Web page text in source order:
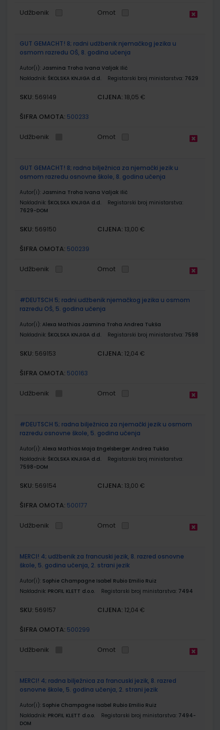
Udžbenik Omot
GUT GEMACHT! 8; radni udžbenik njemačkog jezika u
osmom razredu OŠ, 8. godina učenja
Autor(i): Jasmina Troha Ivana Valjak Ilić
Nakladnik: ŠKOLSKA KNJIGA d.d. Registarski broj ministarstva: 7629
SKU: 569149 CIJENA: 18,05 €
ŠIFRA OMOTA: 500233
Udžbenik Omot
GUT GEMACHT! 8; radna bilježnica za njemački jezik u
osmom razredu osnovne škole, 8. godina učenja
Autor(i): Jasmina Troha Ivana Valjak Ilić
Nakladnik: ŠKOLSKA KNJIGA d.d.
Registarski broj ministarstva:
7629-DOM
SKU: 569150 CIJENA: 13,00 €
ŠIFRA OMOTA: 500239
Udžbenik Omot
#DEUTSCH 5; radni udžbenik njemačkog jezika u osmom
razredu OŠ, 5. godina učenja
Autor(i): Alexa Mathias Jasmina Troha Andrea Tukša
Nakladnik: ŠKOLSKA KNJIGA d.d. Registarski broj ministarstva: 7598
SKU: 569153 CIJENA: 12,04 €
ŠIFRA OMOTA: 500163
Udžbenik Omot
#DEUTSCH 5; radna bilježnica za njemački jezik u osmom
razredu osnovne škole, 5. godina učenja
Autor(i): Alexa Mathias Maja Engelsberger Andrea Tukša
Nakladnik: ŠKOLSKA KNJIGA d.d.
Registarski broj ministarstva:
7598-DOM
SKU: 569154 CIJENA: 13,00 €
ŠIFRA OMOTA: 500177
Udžbenik Omot
MERCI! 4; udžbenik za francuski jezik, 8. razred osnovne
škole, 5. godina učenja, 2. strani jezik
Autor(i): Sophie Champagne Isabel Rubio Emilio Ruiz
Nakladnik: PROFIL KLETT d.o.o. Registarski broj ministarstva: 7494
SKU: 569157 CIJENA: 12,04 €
ŠIFRA OMOTA: 500299
Udžbenik Omot
MERCI! 4; radna bilježnica za francuski jezik, 8. razred
osnovne škole, 5. godina učenja, 2. strani jezik
Autor(i): Sophie Champagne Isabel Rubio Emilio Ruiz
Nakladnik: PROFIL KLETT d.o.o. Registarski broj ministarstva: 7494-
DOM